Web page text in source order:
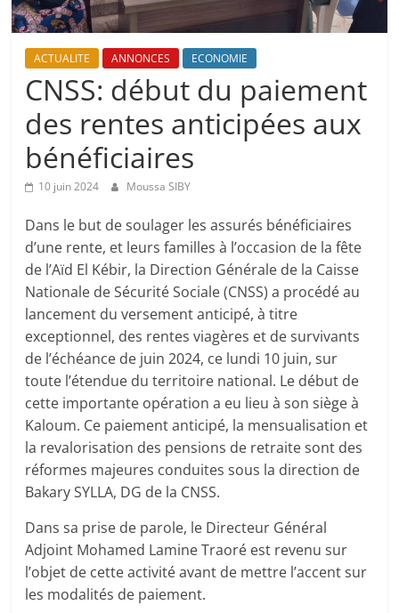
ACTUALITE ANNONCES ECONOMIE
CNSS: début du paiement
des rentes anticipées aux
bénéficiaires
10 juin 2024 Moussa SIBY
Dans le but de soulager les assurés bénéficiaires
d’une rente, et leurs familles à l’occasion de la fête
de l’Aïd El Kébir, la Direction Générale de la Caisse
Nationale de Sécurité Sociale (CNSS) a procédé au
lancement du versement anticipé, à titre
exceptionnel, des rentes viagères et de survivants
de l’échéance de juin 2024, ce lundi 10 juin, sur
toute l’étendue du territoire national. Le début de
cette importante opération a eu lieu à son siège à
Kaloum. Ce paiement anticipé, la mensualisation et
la revalorisation des pensions de retraite sont des
réformes majeures conduites sous la direction de
Bakary SYLLA, DG de la CNSS.
Dans sa prise de parole, le Directeur Général
Adjoint Mohamed Lamine Traoré est revenu sur
l’objet de cette activité avant de mettre l’accent sur
les modalités de paiement.